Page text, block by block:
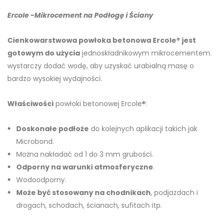
Ercole -Mikrocement na Podłogę i Ściany
Cienkowarstwowa powłoka betonowa Ercole® jest
gotowym do użycia jednoskładnikowym mikrocementem.
wystarczy dodać wodę, aby uzyskać urabialną masę o
bardzo wysokiej wydajności.
Właściwości powłoki betonowej Ercole®:
Doskonałe podłoże do kolejnych aplikacji takich jak
Microbond.
Można nakładać od 1 do 3 mm grubości.
Odporny na warunki atmosferyczne.
Wodoodporny.
Może być stosowany na chodnikach, podjazdach i
drogach, schodach, ścianach, sufitach itp.